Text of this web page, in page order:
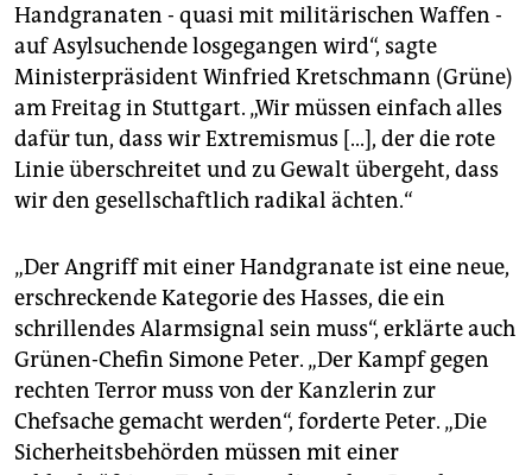
Handgranaten - quasi mit militärischen Waffen -
auf Asylsuchende losgegangen wird“, sagte
Ministerpräsident Winfried Kretschmann (Grüne)
am Freitag in Stuttgart. „Wir müssen einfach alles
dafür tun, dass wir Extremismus [...], der die rote
Linie überschreitet und zu Gewalt übergeht, dass
wir den gesellschaftlich radikal ächten.“
„Der Angriff mit einer Handgranate ist eine neue,
erschreckende Kategorie des Hasses, die ein
schrillendes Alarmsignal sein muss“, erklärte auch
Grünen-Chefin Simone Peter. „Der Kampf gegen
rechten Terror muss von der Kanzlerin zur
Chefsache gemacht werden“, forderte Peter. „Die
Sicherheitsbehörden müssen mit einer